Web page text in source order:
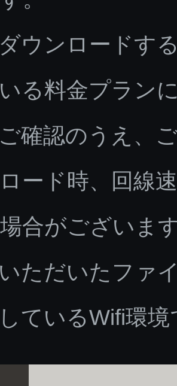
ダウンロードす
る料金プラン
確認のうえ、
ロード時、回線
合がございま
ただいたファ
ているWifi環